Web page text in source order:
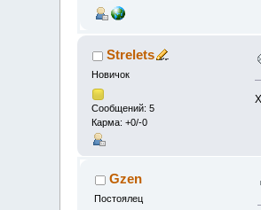
Strelets
Новичок
Сообщений: 5
Карма: +0/-0
Gzen
Постоялец